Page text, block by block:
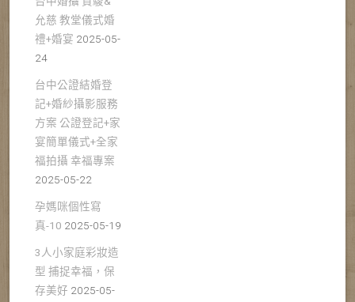
允慈 教堂儀式婚
禮+婚宴 2025-05-
24
台中公證結婚登
記+婚紗攝影服務
方案 公證登記+家
宴簡單儀式+全家
福拍攝 幸福專案
2025-05-22
孕媽咪個性寫
真-10 2025-05-19
3人小家庭彩妝造
型 捕捉幸福，保
存美好 2025-05-